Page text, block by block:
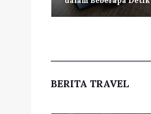
BERITA TRAVEL